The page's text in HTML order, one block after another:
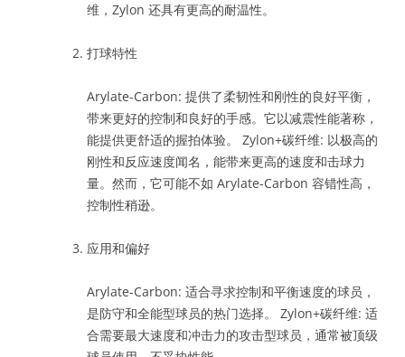
维，Zylon 还具有更高的耐温性。
打球特性
Arylate-Carbon: 提供了柔韧性和刚性的良好平衡，
带来更好的控制和良好的手感。它以减震性能著称，
能提供更舒适的握拍体验。 Zylon+碳纤维: 以极高的
刚性和反应速度闻名，能带来更高的速度和击球力
量。然而，它可能不如 Arylate-Carbon 容错性高，
控制性稍逊。
应用和偏好
Arylate-Carbon: 适合寻求控制和平衡速度的球员，
是防守和全能型球员的热门选择。 Zylon+碳纤维: 适
合需要最大速度和冲击力的攻击型球员，通常被顶级